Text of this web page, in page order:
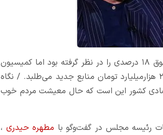
پیرهادی، عضو هیات رئیسه مجلس: لایحه بودجه متوسط افزایش حقوق ۱۸ درصدی را در نظر گرفته بود اما کمیسیون
تلفیق حداقل افزایش حقوق ۲۰ درصد مصوب کرده است که معادل ۲۰ هزار‌میلیارد تومان منابع جدید می‌طلبد. / نگاه
کشور این است که حال معیشت مردم خوب
رئیسه مجلس در گفت‌وگو با مطهره حیدری ،